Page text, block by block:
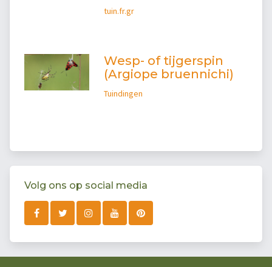
tuin.fr.gr
Wesp- of tijgerspin
(Argiope bruennichi)
Tuindingen
Volg ons op social media